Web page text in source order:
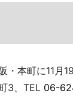
・本町に11月
3、TEL 06-